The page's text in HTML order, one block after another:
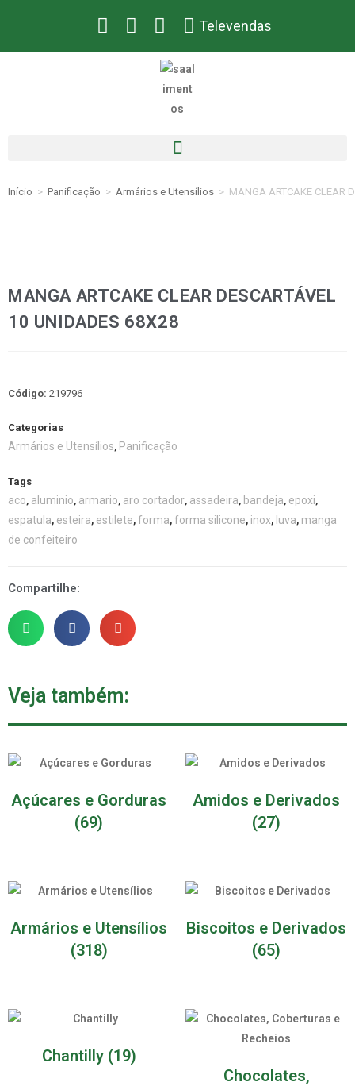
Televendas
Início > Panificação > Armários e Utensílios > MANGA ARTCAKE CLEAR
MANGA ARTCAKE CLEAR DESCARTÁVEL
10 UNIDADES 68X28
Código: 219796
Categorias
Armários e Utensílios, Panificação
Tags
aco, aluminio, armario, aro cortador, assadeira, bandeja, epoxi,
espatula, esteira, estilete, forma, forma silicone, inox, luva, manga
de confeiteiro
Compartilhe:
Veja também:
Açúcares e Gorduras
(69)
Amidos e Derivados
(27)
Armários e Utensílios
(318)
Biscoitos e Derivados
(65)
Chantilly (19)
Chocolates,